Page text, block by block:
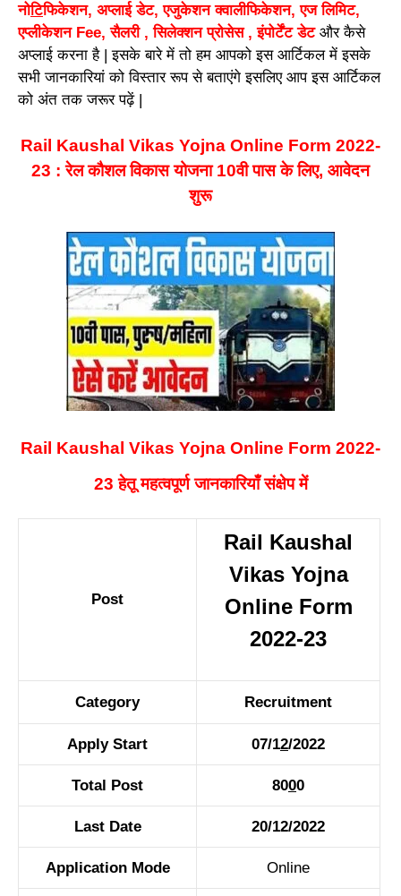
नोटिफिकेशन, अप्लाई डेट, एजुकेशन क्वालीफिकेशन, एज लिमिट,
एप्लीकेशन Fee, सैलरी , सिलेक्शन प्रोसेस , इंपोर्टेंट डेट और कैसे
अप्लाई करना है | इसके बारे में तो हम आपको इस आर्टिकल में इसके
सभी जानकारियां को विस्तार रूप से बताएंगे इसलिए आप इस आर्टिकल
को अंत तक जरूर पढ़ें |
Rail Kaushal Vikas Yojna Online Form 2022-
23 : रेल कौशल विकास योजना 10वी पास के लिए, आवेदन
शुरू
Rail Kaushal Vikas Yojna Online Form 2022-
23 हेतू महत्वपूर्ण जानकारियाँ संक्षेप में
Post
Rail Kaushal
Vikas Yojna
Online Form
2022-23
Category Recruitment
Apply Start 07/12/2022
Total Post 8000
Last Date 20/12/2022
Application Mode Online